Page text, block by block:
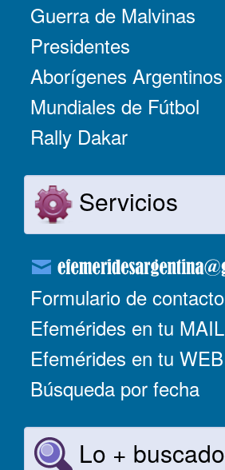
Guerra de Malvinas
Presidentes
Aborígenes Argentinos
Mundiales de Fútbol
Rally Dakar
Servicios
Formulario de contacto
Efemérides en tu MAIL
Efemérides en tu WEB
Búsqueda por fecha
Lo + buscado